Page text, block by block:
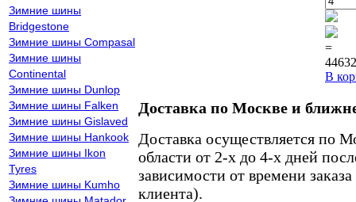
Зимние шины
Bridgestone
Зимние шины Compasal
Зимние шины
Continental
Зимние шины Dunlop
Зимние шины Falken
Зимние шины Gislaved
Зимние шины Hankook
Зимние шины Ikon
Tyres
Зимние шины Kumho
=
В
Доставка по Москве и
Доставка осуществляется по
области от 2-х до 4-х дней
зависимости от времени
клиента).